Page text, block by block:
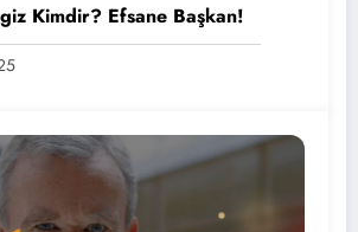
Kimdir? Efsane Başkan!